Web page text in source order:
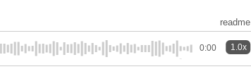
readme
0:00 1.0x